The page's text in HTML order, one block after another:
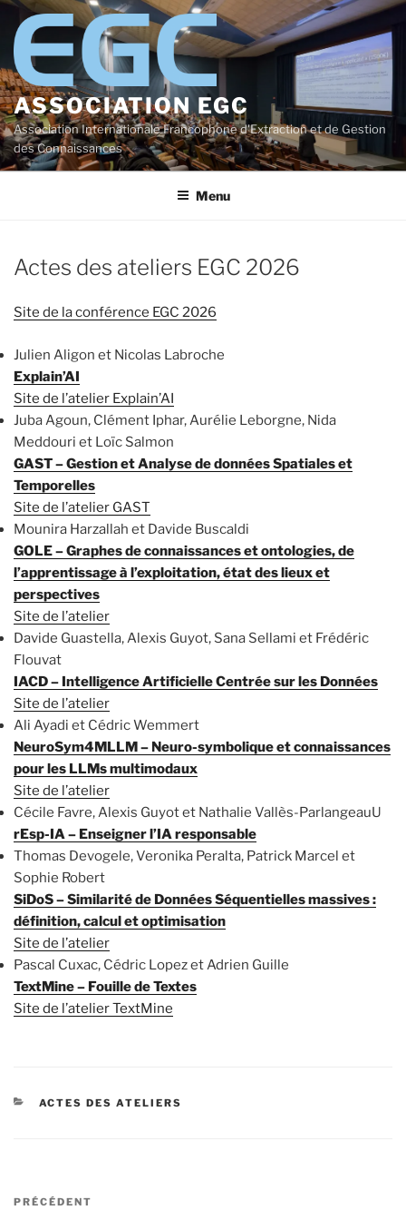
Aller
contenu
principal
ASSOCIATION EGC
Association Internationale Francophone d'Extraction et de Gestion
des Connaissances
Menu
Actes des ateliers EGC 2026
Site de la conférence EGC 2026
Julien Aligon et Nicolas Labroche
Explain’AI
Site de l’atelier Explain’AI
Juba Agoun, Clément Iphar, Aurélie Leborgne, Nida
Meddouri et Loïc Salmon
GAST – Gestion et Analyse de données Spatiales et
Temporelles
Site de l’atelier GAST
Mounira Harzallah et Davide Buscaldi
GOLE – Graphes de connaissances et ontologies, de
l’apprentissage à l’exploitation, état des lieux et
perspectives
Site de l’atelier
Davide Guastella, Alexis Guyot, Sana Sellami et Frédéric
Flouvat
IACD – Intelligence Artificielle Centrée sur les Données
Site de l’atelier
Ali Ayadi et Cédric Wemmert
NeuroSym4MLLM – Neuro-symbolique et connaissances
pour les LLMs multimodaux
Site de l’atelier
Cécile Favre, Alexis Guyot et Nathalie Vallès-ParlangeauU
rEsp-IA – Enseigner l’IA responsable
Thomas Devogele, Veronika Peralta, Patrick Marcel et
Sophie Robert
SiDoS – Similarité de Données Séquentielles massives :
définition, calcul et optimisation
Site de l’atelier
Pascal Cuxac, Cédric Lopez et Adrien Guille
TextMine – Fouille de Textes
Site de l’atelier TextMine
CATÉGORIES
ACTES DES ATELIERS
Navigation
Article
PRÉCÉDENT